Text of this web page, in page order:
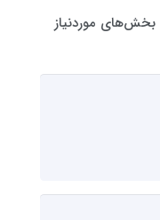
بخش‌های موردنیاز